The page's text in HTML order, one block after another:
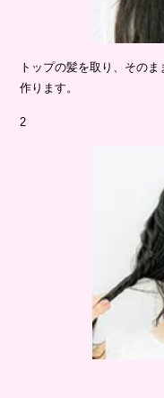
トップの髪を取り、その
作ります。
2